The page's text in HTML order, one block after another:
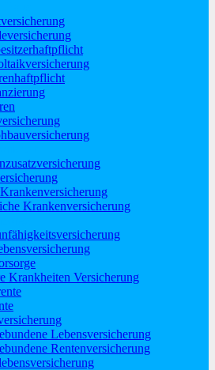
Krankenversicherung
Krankheiten Versicherung
Lebensversicherung
Rentenversicherung